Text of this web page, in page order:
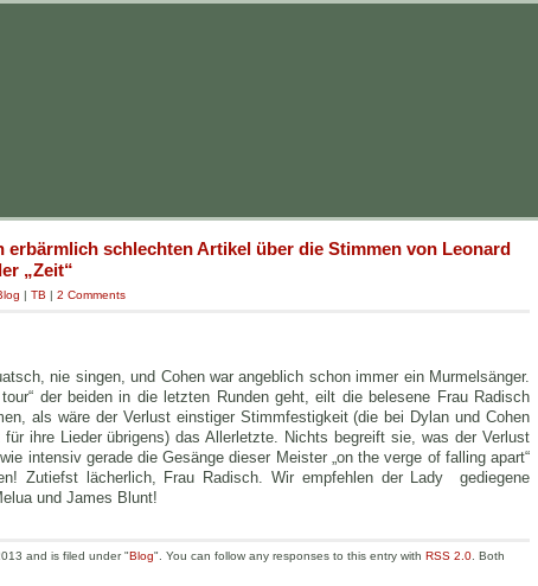
erbärmlich schlechten Artikel über die Stimmen von Leonard
„Zeit“
| TB | 2 Comments
nie singen, und Cohen war angeblich schon immer ein Murmelsänger.
der beiden in die letzten Runden geht, eilt die belesene Frau Radisch
als wäre der Verlust einstiger Stimmfestigkeit (die bei Dylan und Cohen
ihre Lieder übrigens) das Allerletzte. Nichts begreift sie, was der Verlust
intensiv gerade die Gesänge dieser Meister „on the verge of falling apart“
Zutiefst lächerlich, Frau Radisch. Wir empfehlen der Lady gediegene
und James Blunt!
and is filed under "Blog". You can follow any responses to this entry with RSS 2.0. Both